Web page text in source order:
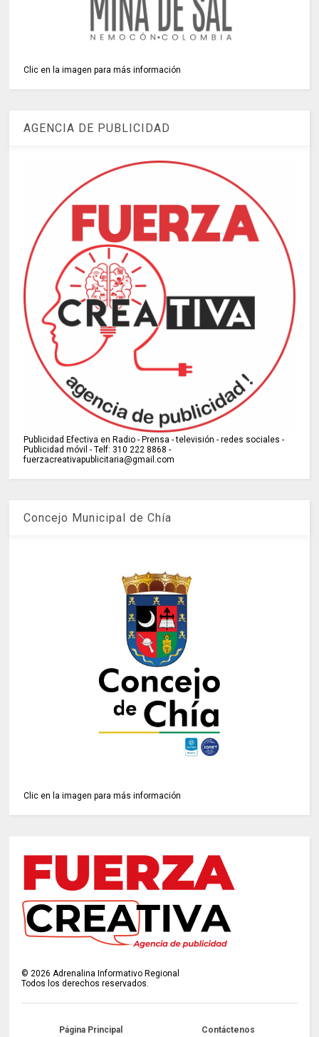
Clic en la imagen para más información
AGENCIA DE PUBLICIDAD
Publicidad Efectiva en Radio - Prensa - televisión - redes sociales -
Publicidad móvil - Telf: 310 222 8868 -
fuerzacreativapublicitaria@gmail.com
Concejo Municipal de Chía
Clic en la imagen para más información
©2026 Adrenalina Informativo Regional
Todos los derechos reservados.
Página Principal Contáctenos